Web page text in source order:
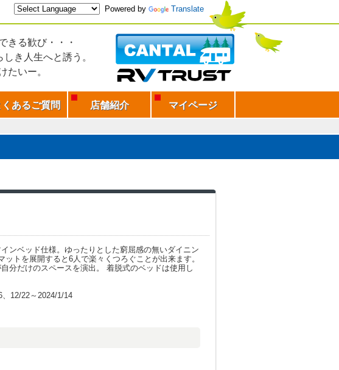
きる歓び・・・
き人生へと誘う。
たいー。
Powered by Translate
くあるご質問 店舗紹介 マイページ
ンベッド仕様。ゆったりとした窮屈感の無いダイニン
トを展開すると6人で楽々くつろぐことが出来ます。
分だけのスペースを演出。 着脱式のベッドは使用し
12/22～2024/1/14